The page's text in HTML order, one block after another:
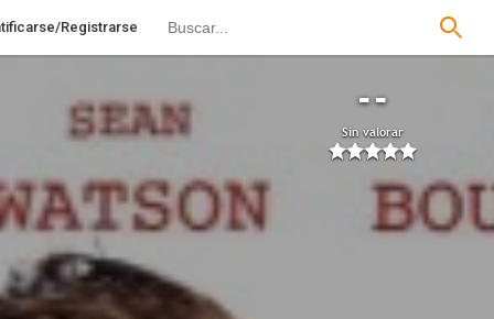
Registrarse
--
Sin valorar